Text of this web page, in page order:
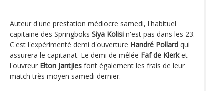
Auteur d'une prestation médiocre samedi, l'habituel
capitaine des Springboks Siya Kolisi n'est pas dans les 23.
C'est l'expérimenté demi d'ouverture Handré Pollard qui
assurera le capitanat. Le demi de mêlée Faf de Klerket
l'ouvreur Elton Jantjies font également les frais de leur
match très moyen samedi dernier.